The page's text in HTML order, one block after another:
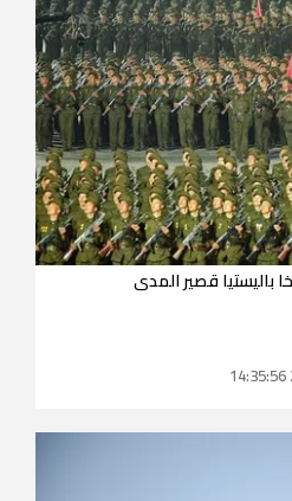
باليستيا قصير المدى